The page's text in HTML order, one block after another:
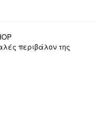
περιβάλον της